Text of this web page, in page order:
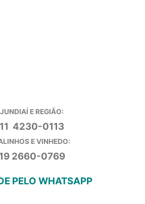
JUNDIAÍ E REGIÃO:
11 4230-0113
E VINHEDO:
19 2660-0769
PELO WHATSAPP